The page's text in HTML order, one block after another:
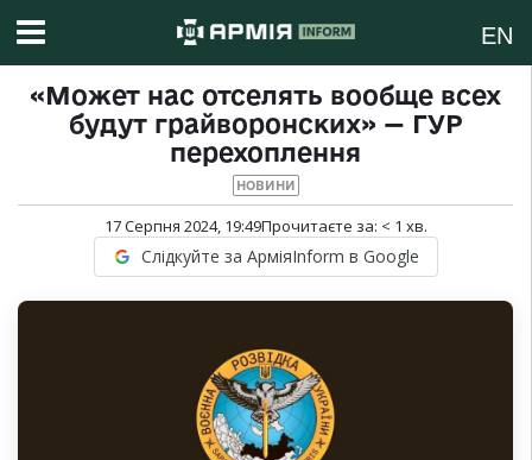
EN
«Может нас отселять вообще всех
будут грайворонских» — ГУР
перехоплення
НОВИНИ
17 Серпня 2024, 19:49Прочитаєте за: < 1 хв.
Слідкуйте за АрміяInform в Google